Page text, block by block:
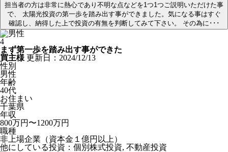
担当者の方は非常に熱心であり不明な点などを1つ1つご説明いただけた事
で、 太陽光投資の第一歩を踏み出す事ができました。気になる事はすぐ
確認し、納得した上で投資の有無を判断してみて下さい。 その為に･･･
4
まず第一歩を踏み出す事ができた
買主様 更新日：2024/12/13
性別
男性
年齢
40代
お住まい
千葉県
年収
800万円〜1200万円
職種
非上場企業（資本金１億円以上）
他にしている投資：個別株式投資, 不動産投資